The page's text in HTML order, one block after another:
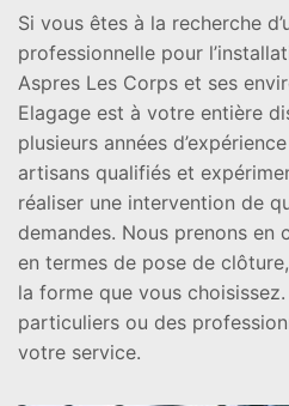
Si vous êtes à la recherche
professionnelle pour
Aspres Les Corps et ses
Elagage est à votre entière
plusieurs années
artisans qualifiés et
réaliser une intervention de
demandes. Nous prenons
en termes de pose de
la forme que vous
particuliers ou des
votre service.